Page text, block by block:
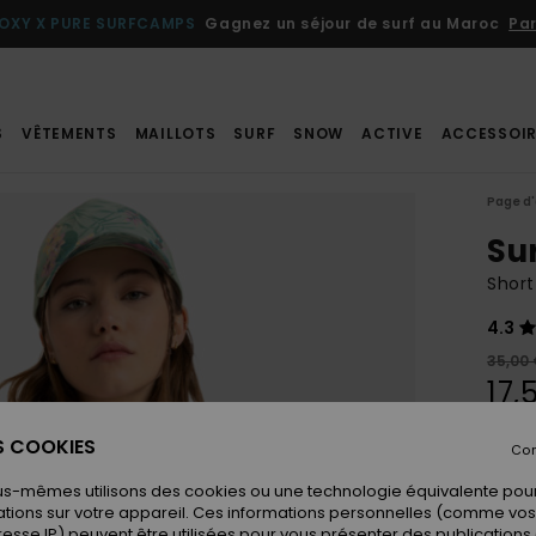
X PURE SURFCAMPS Gagnez un séjour de surf au Maroc
VÊTEMENTS MAILLOTS SURF SNOW ACTIVE
Page
4.3
35,00
COOKIES
mêmes utilisons des cookies ou une technologie équivalente
sur votre appareil. Ces informations personnelles (comme